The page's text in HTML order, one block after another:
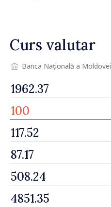
Curs valutar
Banca Națională a Moldovei